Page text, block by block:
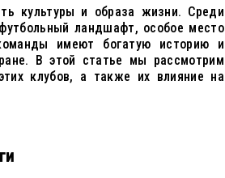
культуры и образа жизни. Среди
ландшафт, особое место
имеют богатую историю и
В этой статье мы рассмотрим
клубов, а также их влияние на